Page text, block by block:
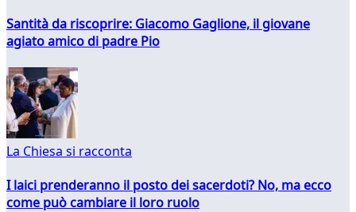
Santità da riscoprire: Giacomo Gaglione, il giovane
agiato amico di padre Pio
La Chiesa si racconta
I laici prenderanno il posto dei sacerdoti? No, ma ecco
come può cambiare il loro ruolo